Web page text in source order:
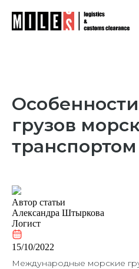
Главная Блог
грузов
транспортом
Автор статьи
Александра Штыркова
Логист
15/10/2022
Международные морские